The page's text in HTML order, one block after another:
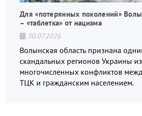
Для «потерянных поколений»
– «таблетка» от нацизма
30.07.2026
Волынская область признана
скандальных регионов Украины
многочисленных конфликтов
ТЦК и гражданским населением.